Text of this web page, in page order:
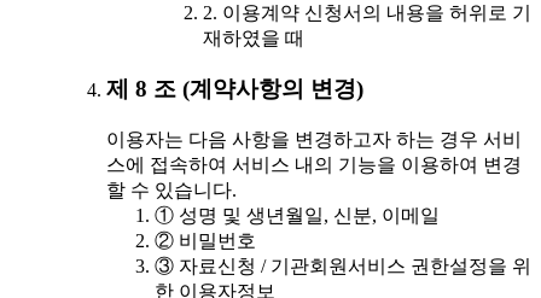
2. 이용계약 신청서의 내용을 허위로 기
재하였을 때
제 8 조 (계약사항의 변경)
이용자는 다음 사항을 변경하고자 하는 경우 서비
스에 접속하여 서비스 내의 기능을 이용하여 변경
할 수 있습니다.
① 성명 및 생년월일, 신분, 이메일
② 비밀번호
③ 자료신청 / 기관회원서비스 권한설정을 위
한 이용자정보